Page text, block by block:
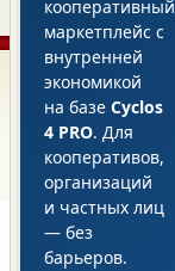
кооперативный
маркетплейс с
внутренней
экономикой
на базе Cyclos
4 PRO. Для
кооперативов,
организаций
и частных лиц
— без
барьеров.